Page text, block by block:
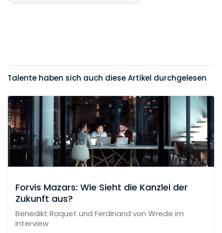
Talente haben sich auch diese Artikel durchgelesen
Forvis Mazars: Wie Sieht die Kanzlei der
Zukunft aus?
Benedikt Raquet und Ferdinand von Wrede im
Interview